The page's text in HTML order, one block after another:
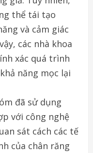
thể tái tạo
và cảm giác
các nhà khoa
xác quá trình
năng mọc lại
đã sử dụng
với công nghệ
sát cách các tế
của chân răng